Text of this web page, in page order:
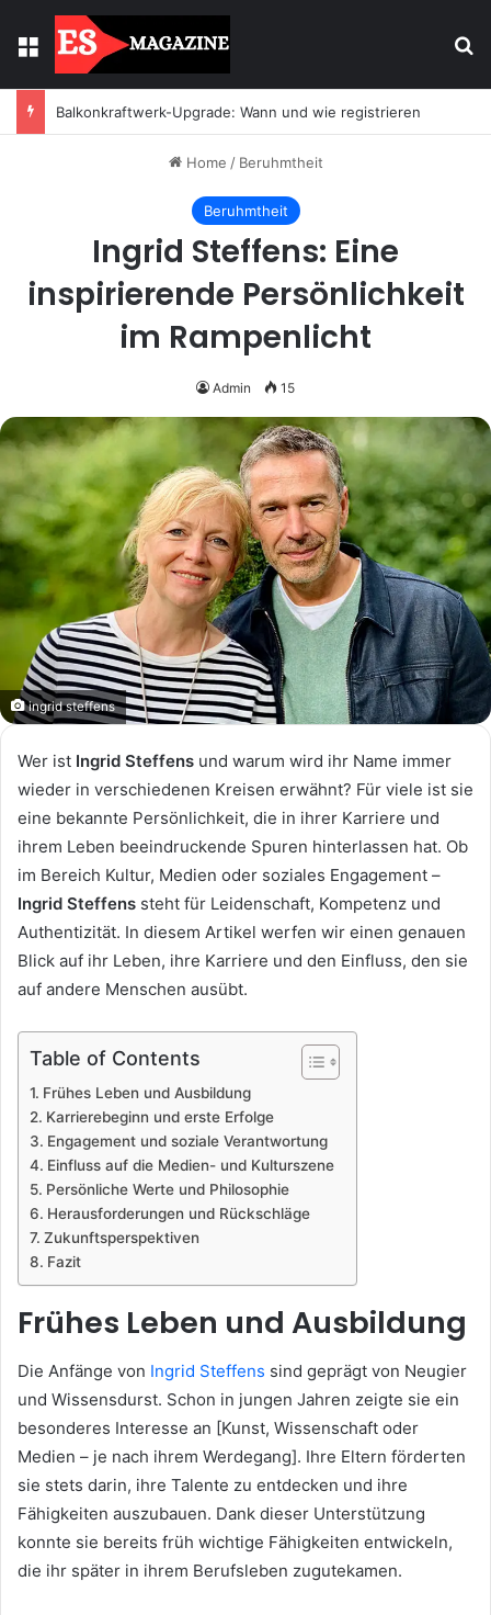
Menu
Balkonkraftwerk-Upgrade: Wann und wie registrieren
Home / Beruhmtheit
Beruhmtheit
Ingrid Steffens: Eine
inspirierende Persönlichkeit
im Rampenlicht
Admin 15
ingrid steffens
Wer ist Ingrid Steffens und warum wird ihr Name immer
wieder in verschiedenen Kreisen erwähnt? Für viele ist sie
eine bekannte Persönlichkeit, die in ihrer Karriere und
ihrem Leben beeindruckende Spuren hinterlassen hat. Ob
im Bereich Kultur, Medien oder soziales Engagement –
Ingrid Steffens steht für Leidenschaft, Kompetenz und
Authentizität. In diesem Artikel werfen wir einen genauen
Blick auf ihr Leben, ihre Karriere und den Einfluss, den sie
auf andere Menschen ausübt.
Table of Contents
Frühes Leben und Ausbildung
Karrierebeginn und erste Erfolge
Engagement und soziale Verantwortung
Einfluss auf die Medien- und Kulturszene
Persönliche Werte und Philosophie
Herausforderungen und Rückschläge
Zukunftsperspektiven
Fazit
Frühes Leben und Ausbildung
Die Anfänge von Ingrid Steffens sind geprägt von Neugier
und Wissensdurst. Schon in jungen Jahren zeigte sie ein
besonderes Interesse an [Kunst, Wissenschaft oder
Medien – je nach ihrem Werdegang]. Ihre Eltern förderten
sie stets darin, ihre Talente zu entdecken und ihre
Fähigkeiten auszubauen. Dank dieser Unterstützung
konnte sie bereits früh wichtige Fähigkeiten entwickeln,
die ihr später in ihrem Berufsleben zugutekamen.